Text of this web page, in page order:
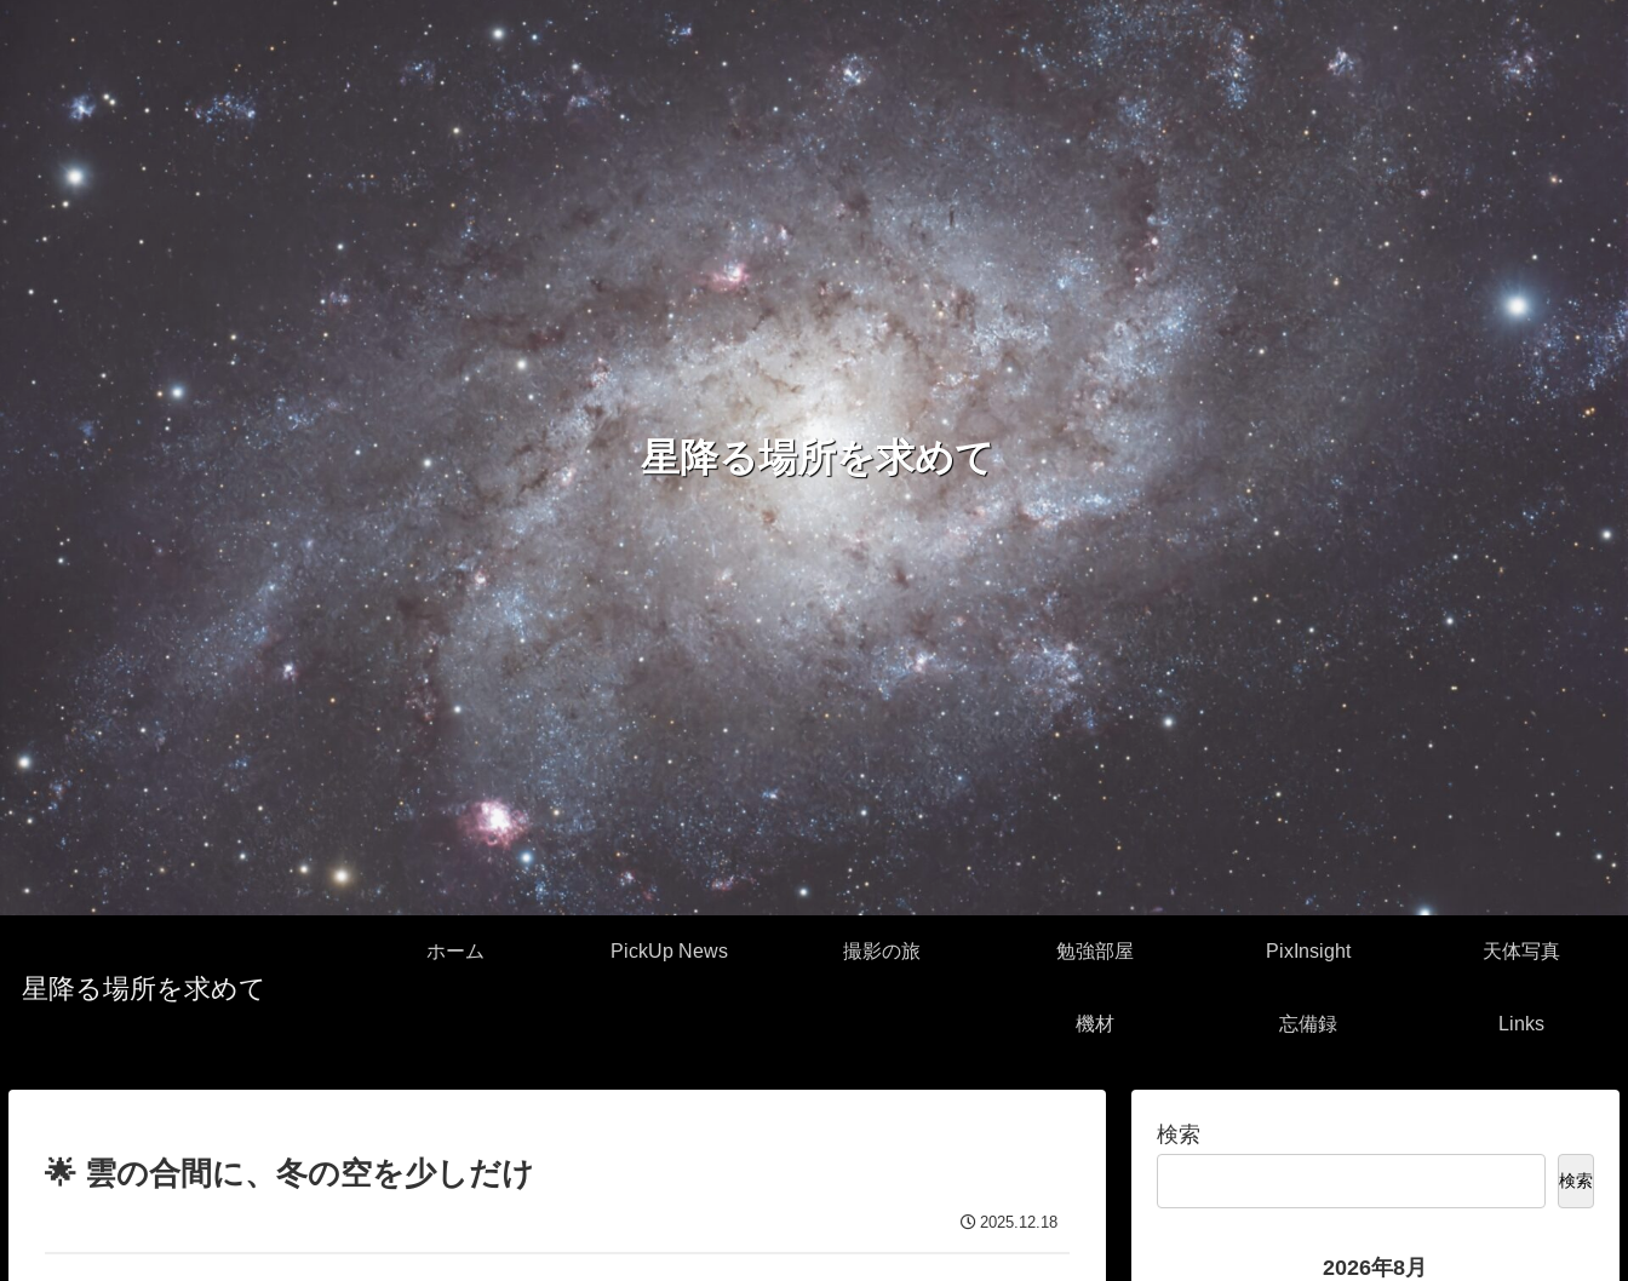
星降る場所を求めて
星降る場所を求めて
ホーム PickUp News 撮影の旅 勉強部屋 PixInsight 天体写真
機材 忘備録 Links
🌟 雲の合間に、冬の空を少しだけ
2025.12.18
検索
検索
2026年8月